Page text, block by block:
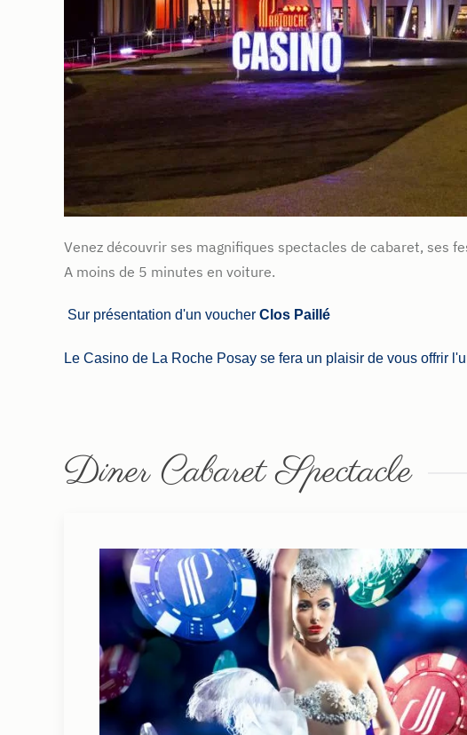
Venez découvrir ses magnifiques spectacles de cabaret, ses
A moins de 5 minutes en voiture.
Sur présentation d'un voucher Clos Paillé
Le Casino de La Roche Posay se fera un plaisir de vous offrir
Diner Cabaret Spectacle